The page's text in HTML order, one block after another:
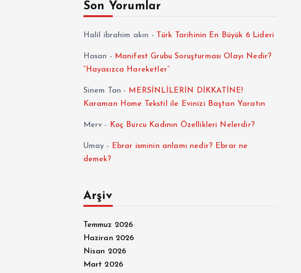
Son Yorumlar
Halil ibrahim akın - Türk Tarihinin En Büyük 6 Lideri
Hasan - Manifest Grubu Soruşturması Olayı Nedir?
“Hayasızca Hareketler”
Sinem Tan - MERSİNLİLERİN DİKKATİNE!
Karaman Home Tekstil ile Evinizi Baştan Yaratın
Merv - Koç Burcu Kadının Özellikleri Nelerdir?
Umay -
Ebrar isminin anlamı nedir? Ebrar ne
demek?
Arşiv
Temmuz 2026
Haziran 2026
Nisan 2026
Mart 2026